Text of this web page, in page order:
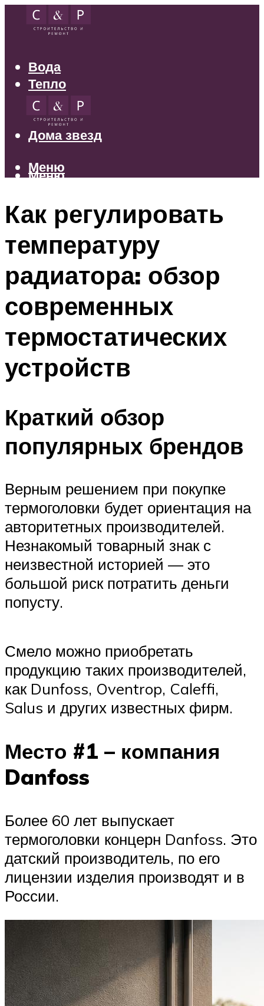
Вода
Тепло
Электрика
Свет
Дома звезд
Меню
Меню
Как регулировать
температуру
радиатора: обзор
современных
термостатических
устройств
Краткий обзор
популярных брендов
Верным решением при покупке
термоголовки будет ориентация на
авторитетных производителей.
Незнакомый товарный знак с
неизвестной историей — это
большой риск потратить деньги
попусту.
Смело можно приобретать
продукцию таких производителей,
как Dunfoss, Oventrop, Caleffi,
Salus и других известных фирм.
Место #1 – компания
Danfoss
Более 60 лет выпускает
термоголовки концерн Danfoss. Это
датский производитель, по его
лицензии изделия производят и в
России.